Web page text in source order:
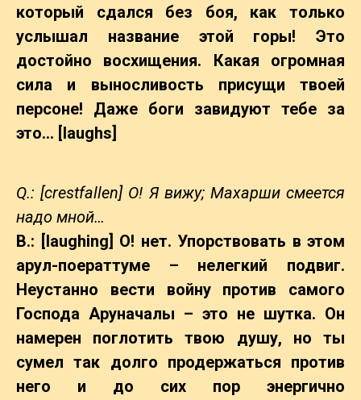
который сдался без боя, как только
услышал название этой горы! Это
достойно восхищения. Какая огромная
сила и выносливость присущи твоей
персоне! Даже боги завидуют тебе за
это… [laughs]
Q.: [crestfallen] О! Я вижу; Махарши смеется
надо мной…
B.: [laughing] О! нет. Упорствовать в этом
арул-поераттуме – нелегкий подвиг.
Неустанно вести войну против самого
Господа Аруначалы – это не шутка. Он
намерен поглотить твою душу, но ты
сумел так долго продержаться против
него и до сих пор энергично